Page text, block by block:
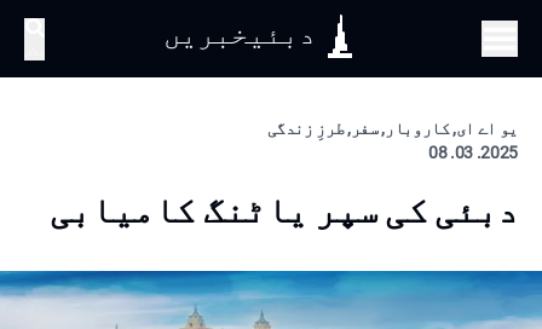
دبئیخبریں
یو اے ای, کاروبار, سفر, طرزِ زندگی
2025. 03. 08
دبئی کی سپر یاٹنگ کامیابی